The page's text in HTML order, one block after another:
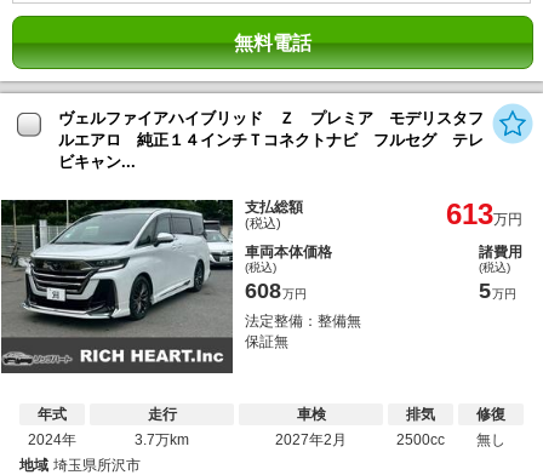
無料電話
ヴェルファイアハイブリッド Ｚ プレミア モデリスタフ
ルエアロ 純正１４インチＴコネクトナビ フルセグ テレ
ビキャン...
支払総額
(税込) 613万円
車両本体価格
(税込)
608万円
諸費用
(税込)
5万円
法定整備：整備無
保証無
年式
2024年
走行
3.7万km
車検
2027年2月
排気
2500cc
修復
無し
地域 埼玉県所沢市